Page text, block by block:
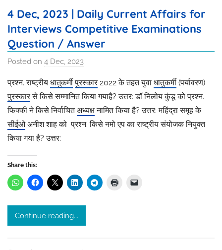
4 Dec, 2023 | Daily Current Affairs for
Interviews Competitive Examinations
Question / Answer
Posted on 4 Dec, 2023
I
s
h
i
v
प्रश्न. राष्ट्रीय धातुकर्मी पुरस्कार 2022 के तहत युवा धातुकर्मी (पर्यावरण)
पुरस्कारसे किसे सम्मानित किया गयाहै? उत्तर: डॉ निलोय कुंडू को प्रश्न.
फिक्की ने किसे निर्वाचितअध्यक्षनामित किया है? उत्तर: महिंद्रा समूह के
सीईओअनीश शाह को प्रश्न. किसे नमो एप का राष्ट्रीय संयोजक नियुक्त
किया गया है? उत्तर:
Share this:
Continue reading...